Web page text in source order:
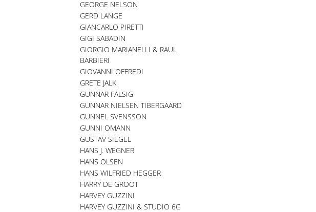
GEORGE NELSON
GERD LANGE
GIANCARLO PIRETTI
GIGI SABADIN
GIORGIO MARIANELLI & RAUL
BARBIERI
GIOVANNI OFFREDI
GRETE JALK
GUNNAR FALSIG
GUNNAR NIELSEN TIBERGAARD
GUNNEL SVENSSON
GUNNI OMANN
GUSTAV SIEGEL
HANS J. WEGNER
HANS OLSEN
HANS WILFRIED HEGGER
HARRY DE GROOT
HARVEY GUZZINI
HARVEY GUZZINI & STUDIO 6G